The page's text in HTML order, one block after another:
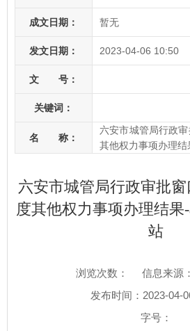
成文日期： 暂无
发文日期： 2023-04-06 10:50
文 号：
关键词：
名 称：
六安市城管局行政
其他权力事项办理结
六安市城管局行政审批窗
度其他权力事项办理结果
站
浏览次数：
信息来源
发布时间：2023-04-
字号：